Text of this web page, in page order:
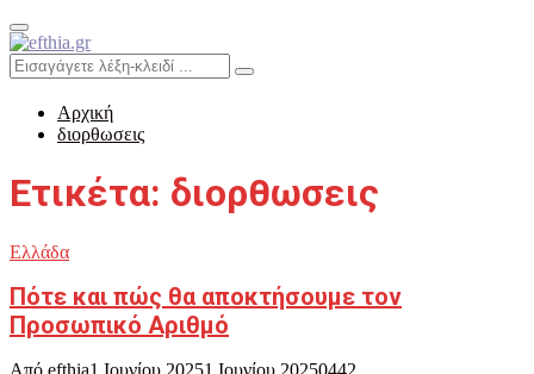
Primary
Menu
Search
for:
Search
Αρχική
διορθωσεις
Ετικέτα: διορθωσεις
Ελλάδα
Πότε και πώς θα αποκτήσουμε τον
Προσωπικό Αριθμό
Από efthia1 Ιουνίου 20251 Ιουνίου 20250442